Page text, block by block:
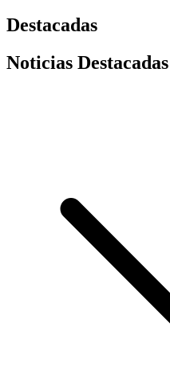
Destacadas
Noticias Destacadas